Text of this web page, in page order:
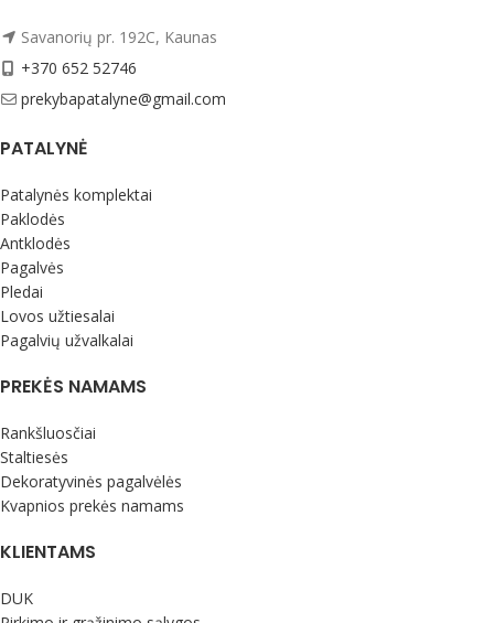
Savanorių pr. 192C, Kaunas
+370 652 52746
prekybapatalyne@gmail.com
PATALYNĖ
Patalynės komplektai
Paklodės
Antklodės
Pagalvės
Pledai
Lovos užtiesalai
Pagalvių užvalkalai
PREKĖS NAMAMS
Rankšluosčiai
Staltiesės
Dekoratyvinės pagalvėlės
Kvapnios prekės namams
KLIENTAMS
DUK